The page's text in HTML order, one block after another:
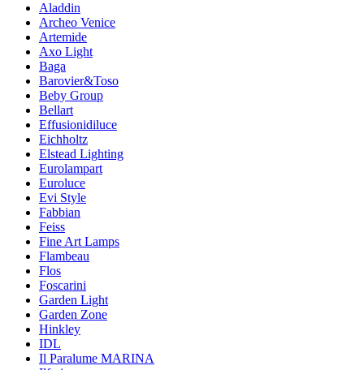
Aladdin
Archeo Venice
Artemide
Axo Light
Baga
Barovier&Toso
Beby Group
Bellart
Effusionidiluce
Eichholtz
Elstead Lighting
Eurolampart
Euroluce
Evi Style
Fabbian
Feiss
Fine Art Lamps
Flambeau
Flos
Foscarini
Garden Light
Garden Zone
Hinkley
IDL
Il Paralume MARINA